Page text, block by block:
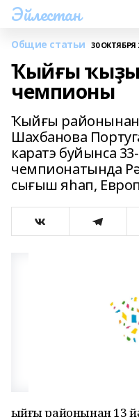
Эйлестан
Общие статьи 30 ОКТЯБРЯ
Ҡыйғы ҡыҙы
чемпионы
Ҡыйғы
Шахбанова
каратэ буйынса
чемпионатында
сығыш яһап,
Ҡыйғы районынан 13